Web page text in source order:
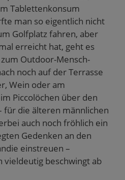
Tablettenkonsum
man so eigentlich nicht
Golfplatz fahren, aber
erreicht hat, geht es
Outdoor-Mensch-
noch auf der Terrasse
Wein oder am
Piccolöchen über den
für die älteren männlichen
auch noch fröhlich ein
Gedenken an den
einstreuen –
vieldeutig beschwingt ab